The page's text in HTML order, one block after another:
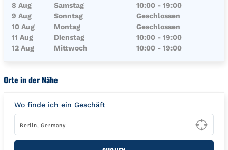
8 Aug
Samstag 10:00 - 19:00
9 Aug
Sonntag
Geschlossen
10 Aug
Montag
Geschlossen
11 Aug
Dienstag 10:00 - 19:00
12 Aug
Mittwoch 10:00 - 19:00
Orte in der Nähe
Wo finde ich ein Geschäft